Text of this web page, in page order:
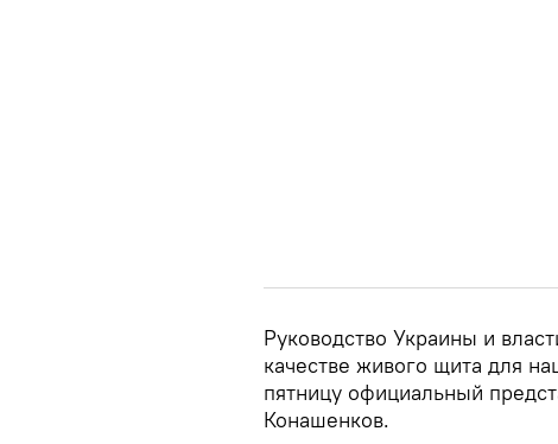
Руководство Украины и
качестве живого щита для
пятницу официальный
Конашенков.